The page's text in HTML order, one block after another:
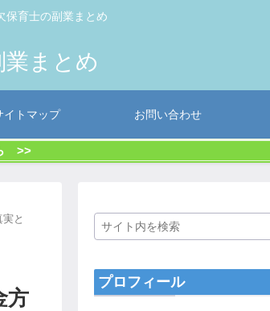
保育士の副業まとめ
イトマップ お問い合わせ
>>
と
方
プロフィール